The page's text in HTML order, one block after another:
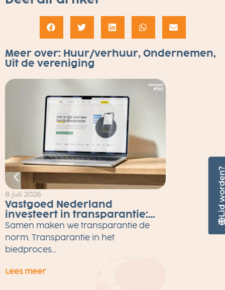
Meer over: Huur/verhuur, Ondernemen,
Uit de vereniging
8 juli 2026
Vastgoed Nederland
investeert in transparantie:
Eerlijk Bieden tot eind 2026
gratis voor alle makelaars
Samen maken we transparantie de
norm. Transparantie in het
biedproces...
Lees meer
Lid